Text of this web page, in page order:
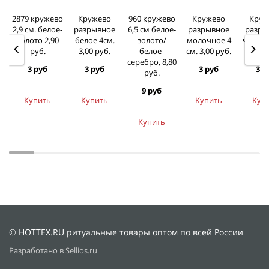
2879 кружево
2,9 см. белое-
золото 2,90
руб.
3 руб
Купить
Кружево
разрывное
белое 4см.
3,00 руб.
3 руб
Купить
960 кружево
6,5 см белое-
золото/
белое-
серебро, 8,80
руб.
9 руб
Купить
Кружево
разрывное
молочное 4
см. 3,00 руб.
3 руб
Купить
3,00
3
© HOTTEX.RU ритуальные товары оптом по всей России
Разработано в Sellios.ru